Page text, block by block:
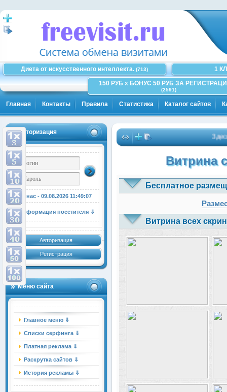
Диета от искусственного интеллекта. (713)
1
150 РУБ x БОНУС 50 РУБ ЗА
(2591)
Главная Контакты Правила Статистика Каталог сайтов
Авторизация
У нас - 09.08.202611:49:07
Информация посетителя ⇓
Авторизация
Регистрация
Меню сайта
Главное меню ⇓
Списки серфинга ⇓
Платная реклама ⇓
Раскрутка сайтов ⇓
История рекламы ⇓
Здесь
Витрина
Бесплатное
Витрина всех